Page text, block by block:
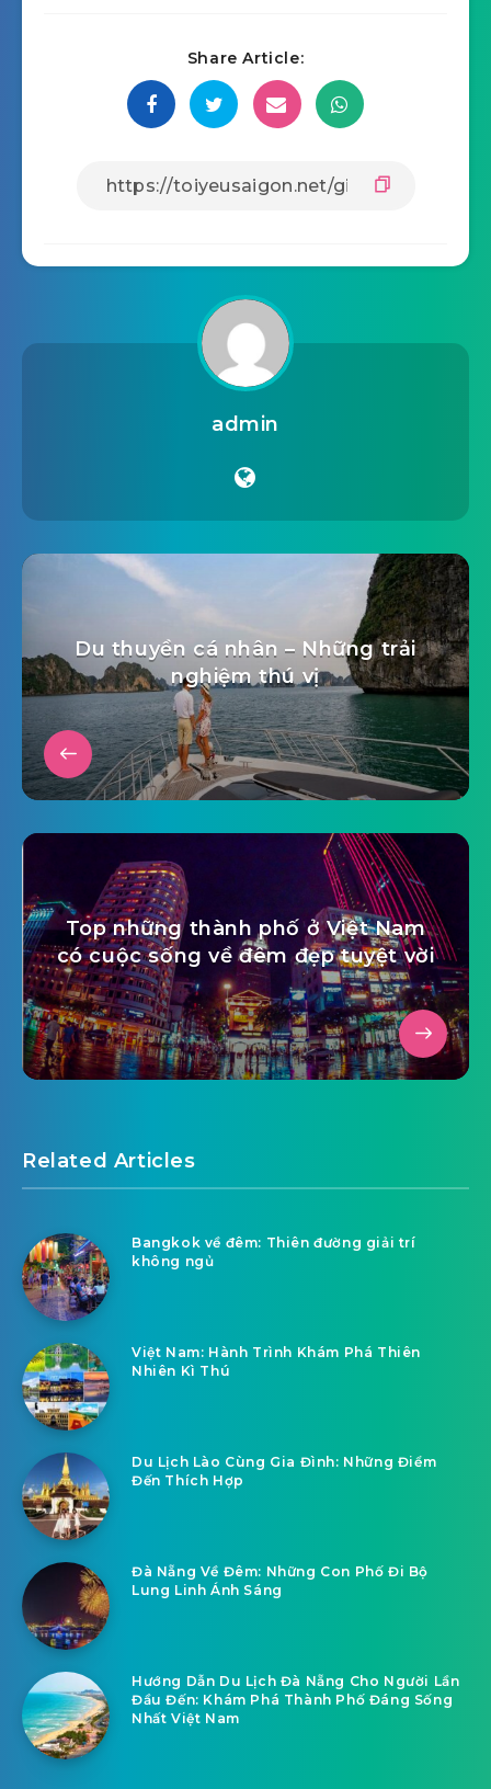
Share Article:
admin
Du thuyền cá nhân – Những trải
nghiệm thú vị
Top những thành phố ở Việt Nam
có cuộc sống về đêm đẹp tuyệt vời
Related Articles
Bangkok về đêm: Thiên đường giải trí
không ngủ
Việt Nam: Hành Trình Khám Phá Thiên
Nhiên Kì Thú
Du Lịch Lào Cùng Gia Đình: Những Điểm
Đến Thích Hợp
Đà Nẵng Về Đêm: Những Con Phố Đi Bộ
Lung Linh Ánh Sáng
Hướng Dẫn Du Lịch Đà Nẵng Cho Người Lần
Đầu Đến: Khám Phá Thành Phố Đáng Sống
Nhất Việt Nam